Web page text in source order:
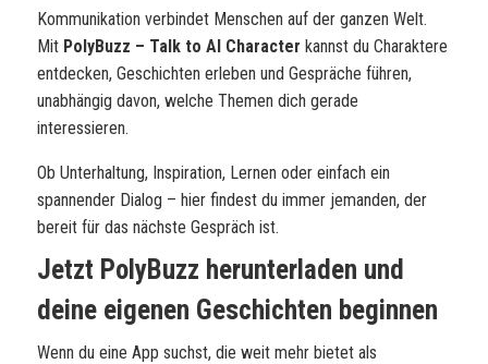
Kommunikation verbindet Menschen auf der ganzen Welt.
Mit PolyBuzz – Talk to AI Character kannst du Charaktere
entdecken, Geschichten erleben und Gespräche führen,
unabhängig davon, welche Themen dich gerade
interessieren.
Ob Unterhaltung, Inspiration, Lernen oder einfach ein
spannender Dialog – hier findest du immer jemanden, der
bereit für das nächste Gespräch ist.
Jetzt PolyBuzz herunterladen und
deine eigenen Geschichten beginnen
Wenn du eine App suchst, die weit mehr bietet als